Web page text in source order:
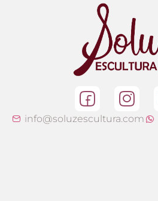
info@soluzescultura.com